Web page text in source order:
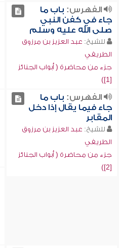
الفهرس: باب ما
جاء في كفن النبي
صلى الله عليه وسلم
للشيخ: عبد العزيز بن مرزوق
الطريفي
جزء من محاضرة ( أبواب الجنائز
[1])
الفهرس: باب ما
جاء فيما يقال إذا دخل
المقابر
للشيخ: عبد العزيز بن مرزوق
الطريفي
جزء من محاضرة ( أبواب الجنائز
[2])